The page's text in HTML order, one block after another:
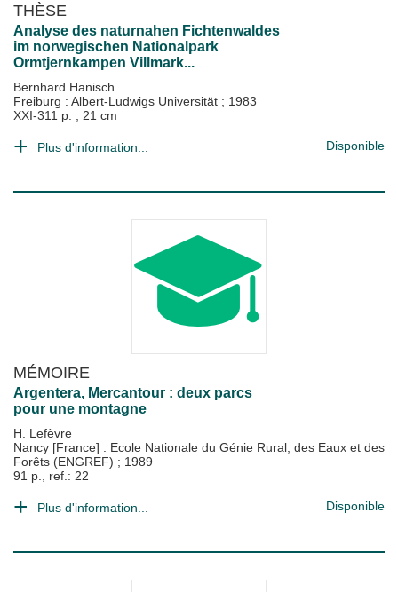
THÈSE
Analyse des naturnahen Fichtenwaldes
im norwegischen Nationalpark
Ormtjernkampen Villmark...
Bernhard Hanisch
Freiburg : Albert-Ludwigs Universität ; 1983
XXI-311 p. ; 21 cm
Plus d'information... Disponible
MÉMOIRE
Argentera, Mercantour : deux parcs
pour une montagne
H. Lefèvre
Nancy [France] : Ecole Nationale du Génie Rural, des Eaux et des
Forêts (ENGREF) ; 1989
91 p., ref.: 22
Plus d'information... Disponible